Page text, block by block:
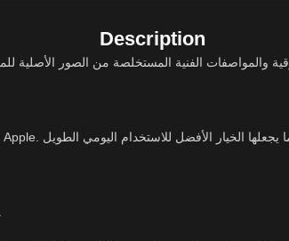
Description